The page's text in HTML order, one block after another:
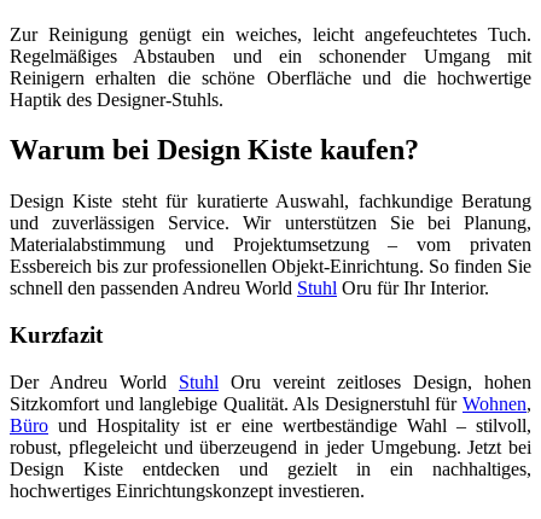
Zur Reinigung genügt ein weiches, leicht angefeuchtetes Tuch.
Regelmäßiges Abstauben und ein schonender Umgang mit
Reinigern erhalten die schöne Oberfläche und die hochwertige
Haptik des Designer-Stuhls.
Warum bei Design Kiste kaufen?
Design Kiste steht für kuratierte Auswahl, fachkundige Beratung
und zuverlässigen Service. Wir unterstützen Sie bei Planung,
Materialabstimmung und Projektumsetzung – vom privaten
Essbereich bis zur professionellen Objekt-Einrichtung. So finden Sie
schnell den passenden Andreu World Stuhl Oru für Ihr Interior.
Kurzfazit
Der Andreu World Stuhl Oru vereint zeitloses Design, hohen
Sitzkomfort und langlebige Qualität. Als Designerstuhl für Wohnen,
Büro und Hospitality ist er eine wertbeständige Wahl – stilvoll,
robust, pflegeleicht und überzeugend in jeder Umgebung. Jetzt bei
Design Kiste entdecken und gezielt in ein nachhaltiges,
hochwertiges Einrichtungskonzept investieren.